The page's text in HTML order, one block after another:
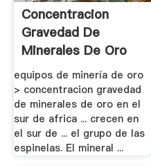
Concentracion
Gravedad De
Minerales De Oro
En El .
equipos de minería de oro
> concentracion gravedad
de minerales de oro en el
sur de africa ... crecen en
el sur de ... el grupo de las
espinelas. El mineral ...